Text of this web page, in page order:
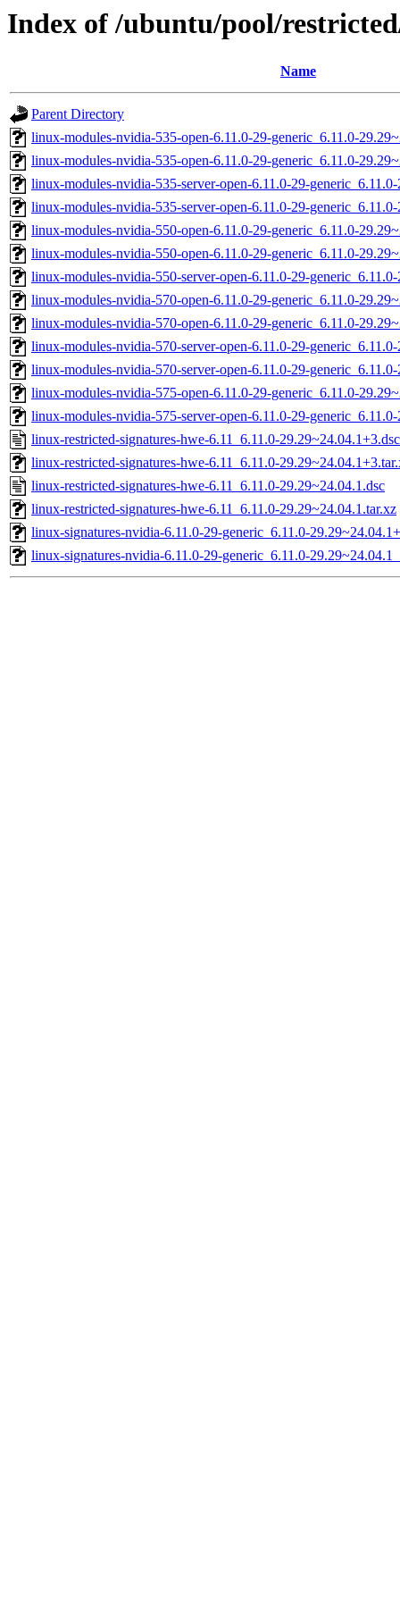
Index of /ubuntu/pool/
Name
Parent Directory
linux-modules-nvidia-535-open-6.11.0-29-generic_6.11.0-
linux-modules-nvidia-535-open-6.11.0-29-generic_6.11.0-
linux-modules-nvidia-535-server-open-6.11.0-29-
linux-modules-nvidia-535-server-open-6.11.0-29-
linux-modules-nvidia-550-open-6.11.0-29-generic_6.11.0-
linux-modules-nvidia-550-open-6.11.0-29-generic_6.11.0-
linux-modules-nvidia-550-server-open-6.11.0-29-
linux-modules-nvidia-570-open-6.11.0-29-generic_6.11.0-
linux-modules-nvidia-570-open-6.11.0-29-generic_6.11.0-
linux-modules-nvidia-570-server-open-6.11.0-29-
linux-modules-nvidia-570-server-open-6.11.0-29-
linux-modules-nvidia-575-open-6.11.0-29-generic_6.11.0-
linux-modules-nvidia-575-server-open-6.11.0-29-
linux-restricted-signatures-hwe-6.11_6.11.0-29.29~24.04.1+3.dsc
linux-restricted-signatures-hwe-6.11_6.11.0-
linux-restricted-signatures-hwe-6.11_6.11.0-29.29~24.04.1.dsc
linux-restricted-signatures-hwe-6.11_6.11.0-29.29~24.04.1.tar.xz
linux-signatures-nvidia-6.11.0-29-generic_6.11.0-
linux-signatures-nvidia-6.11.0-29-generic_6.11.0-